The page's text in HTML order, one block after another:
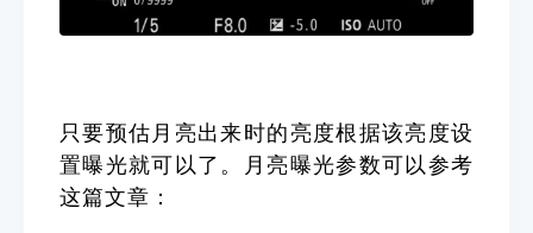
只要预估月亮出来时的亮度根据该亮度设
置曝光就可以了。月亮曝光参数可以参考
这篇文章：